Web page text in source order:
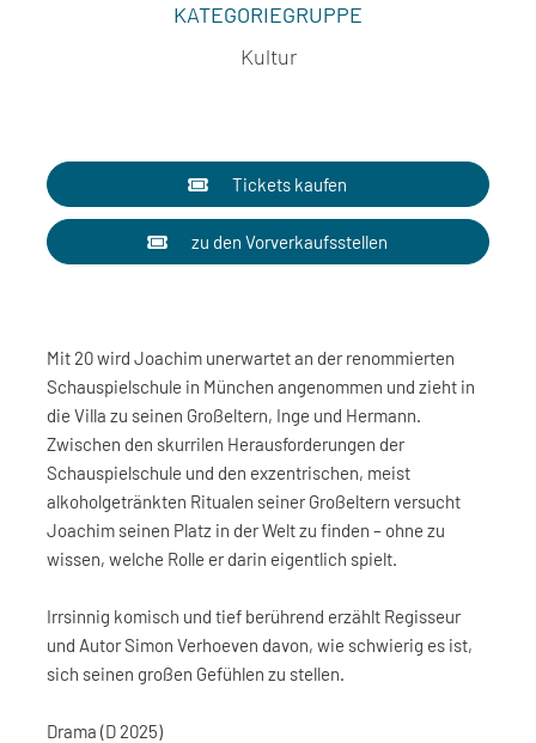
KATEGORIEGRUPPE
Kultur
Tickets kaufen
zu den Vorverkaufsstellen
Mit 20 wird Joachim unerwartet an der renommierten
Schauspielschule in München angenommen und zieht in
die Villa zu seinen Großeltern, Inge und Hermann.
Zwischen den skurrilen Herausforderungen der
Schauspielschule und den exzentrischen, meist
alkoholgetränkten Ritualen seiner Großeltern versucht
Joachim seinen Platz in der Welt zu finden – ohne zu
wissen, welche Rolle er darin eigentlich spielt.
Irrsinnig komisch und tief berührend erzählt Regisseur
und Autor Simon Verhoeven davon, wie schwierig es ist,
sich seinen großen Gefühlen zu stellen.
Drama (D 2025)